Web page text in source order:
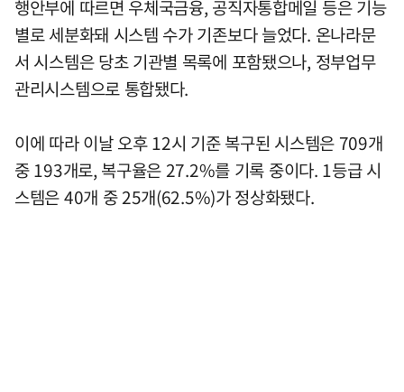
행안부에 따르면 우체국금융, 공직자통합메일 등은 기능
별로 세분화돼 시스템 수가 기존보다 늘었다. 온나라문
서 시스템은 당초 기관별 목록에 포함됐으나, 정부업무
관리시스템으로 통합됐다.
이에 따라 이날 오후 12시 기준 복구된 시스템은 709개
중 193개로, 복구율은 27.2%를 기록 중이다. 1등급 시
스템은 40개 중 25개(62.5%)가 정상화됐다.